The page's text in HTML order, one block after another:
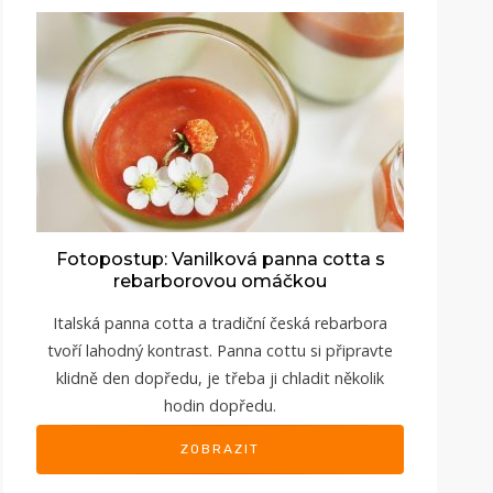
Fotopostup: Vanilková panna cotta s
rebarborovou omáčkou
Italská panna cotta a tradiční česká rebarbora
tvoří lahodný kontrast. Panna cottu si připravte
klidně den dopředu, je třeba ji chladit několik
hodin dopředu.
ZOBRAZIT